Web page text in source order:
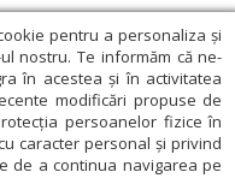
pentru a personaliza și
nostru. Te informăm că ne-
în acestea și în activitatea
modificări propuse de
persoanelor fizice în
caracter personal și privind
de a continua navigarea pe